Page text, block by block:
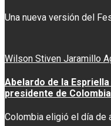
Una nueva versión del
Wilson Stiven Jaramillo
Abelardo de la
presidente de Colombia
Colombia eligió el día de